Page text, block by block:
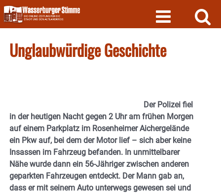
Skip
to
content
Unglaubwürdige Geschichte
Der Polizei fiel
in der heutigen Nacht gegen 2 Uhr am frühen Morgen
auf einem Parkplatz im Rosenheimer Aichergelände
ein Pkw auf, bei dem der Motor lief – sich aber keine
Insassen im Fahrzeug befanden. In unmittelbarer
Nähe wurde dann ein 56-Jähriger zwischen anderen
geparkten Fahrzeugen entdeckt. Der Mann gab an,
dass er mit seinem Auto unterwegs gewesen sei und